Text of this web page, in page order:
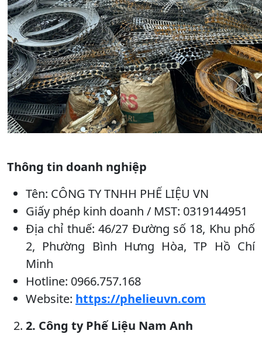
Thông tin doanh nghiệp
Tên: CÔNG TY TNHH PHẾ LIỆU VN
Giấy phép kinh doanh / MST: 0319144951
Địa chỉ thuế: 46/27 Đường số 18, Khu phố
2, Phường Bình Hưng Hòa, TP Hồ Chí
Minh
Hotline: 0966.757.168
Website: https://phelieuvn.com
2. Công ty Phế Liệu Nam Anh